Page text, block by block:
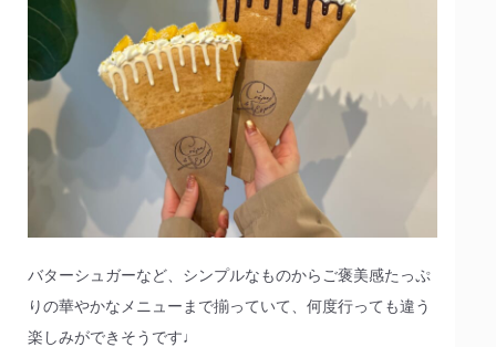
バターシュガーなど、シンプルなものからご褒美感たっぷ
りの華やかなメニューまで揃っていて、何度行っても違う
楽しみができそうです♩